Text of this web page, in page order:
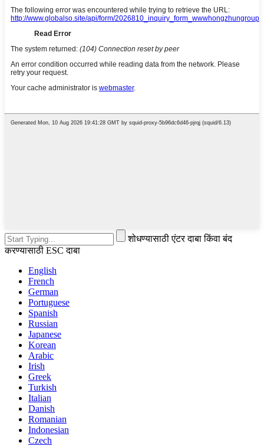
शोधण्यासाठी एंटर दाबा किंवा बंद
करण्यासाठी ESC दाबा
English
French
German
Portuguese
Spanish
Russian
Japanese
Korean
Arabic
Irish
Greek
Turkish
Italian
Danish
Romanian
Indonesian
Czech